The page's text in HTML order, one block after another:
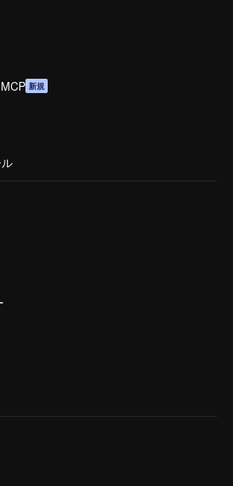
新規